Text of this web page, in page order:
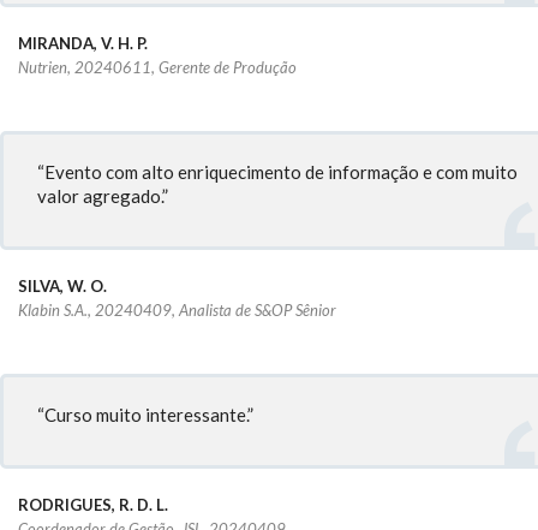
MIRANDA, V. H. P.
Nutrien, 20240611, Gerente de Produção
“Evento com alto enriquecimento de informação e com muito
valor agregado.”
SILVA, W. O.
Klabin S.A., 20240409, Analista de S&OP Sênior
“Curso muito interessante.”
RODRIGUES, R. D. L.